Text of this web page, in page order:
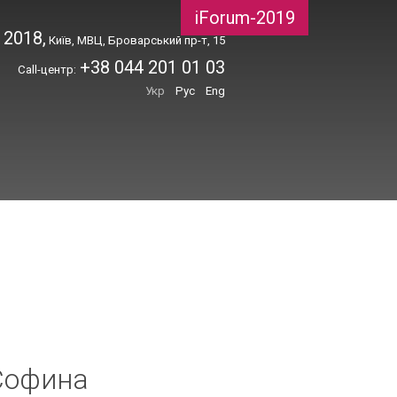
iForum-2019
Київ, МВЦ, Броварський пр-т, 15
Call-центр: +38 044 201 01 03
Укр Рус Eng